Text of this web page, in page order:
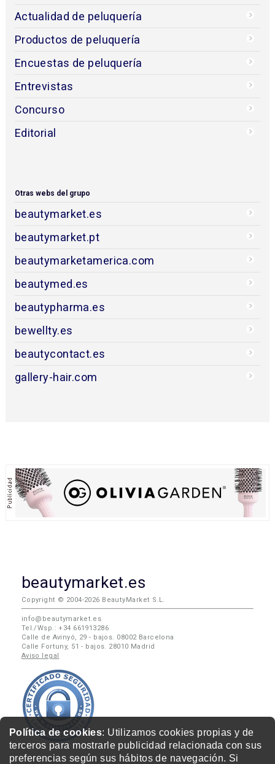
Política de cookies: Utilizamos cookies propias y de
terceros para mostrarle publicidad relacionada con sus
preferencias según sus hábitos de navegación. Si
Actualidad de peluquería
Productos de peluquería
Encuestas de peluquería
Entrevistas
Concurso
Editorial
Otras webs del grupo
beautymarket.es
beautymarket.pt
beautymarketamerica.com
beautymed.es
beautypharma.es
bewellty.es
beautycontact.es
gallery-hair.com
beautymarket.es
Copyright © 2004-2026 BeautyMarket S.L.
info@beautymarket.es
Tel./Wsp.: +34 661913286
Calle de Avinyó, 29 - bajos. 08002 Barcelona
Calle Fortuny, 51 - bajos. 28010 Madrid
Aviso legal